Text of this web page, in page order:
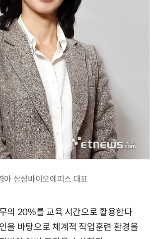
아 삼성바이오에피스 대표
의 20%를 교육 시간으로 활용한다
을 바탕으로 체계적 직업훈련 환경을